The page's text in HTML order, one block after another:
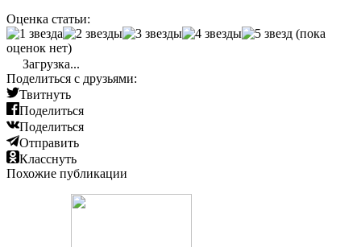
Оценка статьи:
(пока
оценок нет)
Загрузка...
Поделиться с друзьями:
Твитнуть
Поделиться
Поделиться
Отправить
Класснуть
Похожие публикации